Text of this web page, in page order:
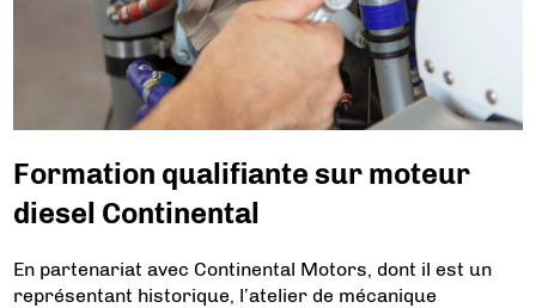
Formation qualifiante sur moteur
diesel Continental
En partenariat avec Continental Motors, dont il est un
représentant historique, l’atelier de mécanique